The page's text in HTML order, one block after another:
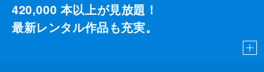
420,000 本以上が見放題！
最新レンタル作品も充実。